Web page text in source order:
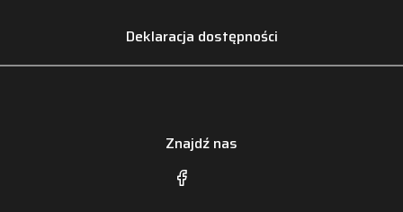
Deklaracja dostępności
Znajdź nas